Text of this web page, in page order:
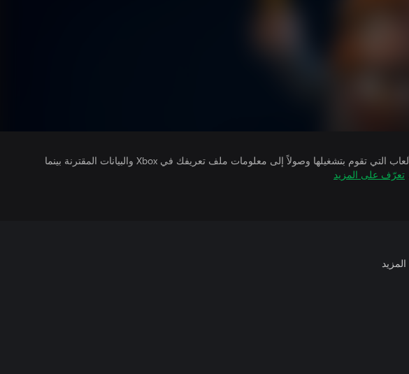
يتلقى ناشرو الألعاب التي تقوم بتشغيلها وصولاً إلى معلومات ملف تعريفك في Xbox والبيانات المقترنة بينما
تعرّف على المزيد
المزيد